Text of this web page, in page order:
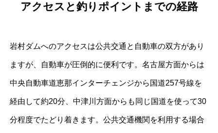
アクセスと釣りポイントまでの経路
岩村ダムへのアクセスは公共交通と自動車の双方があり
ますが、自動車が圧倒的に便利です。名古屋方面からは
中央自動車道恵那インターチェンジから国道257号線を
経由して約20分、中津川方面からも同じ国道を使って30
分程度でたどり着きます。公共交通機関を利用する場合